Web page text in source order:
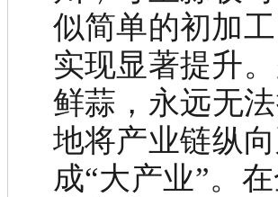
似简单的初加
实现显著提升
鲜蒜，永远无
地将产业链纵
成“大产业”。